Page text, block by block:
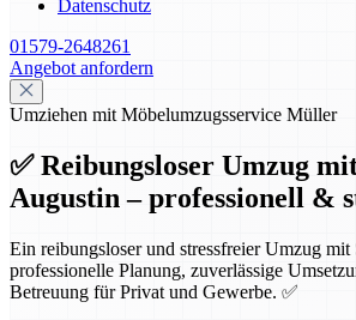
Datenschutz
01579-2648261
Angebot anfordern
Umziehen mit Möbelumzugsservice Müller
✅ Reibungsloser Umzug
Augustin – professionell &
Ein reibungsloser und stressfreier Umzug
professionelle Planung, zuverlässige
Betreuung für Privat und Gewerbe. ✅